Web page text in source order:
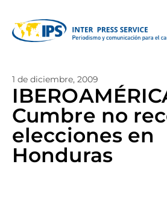
1 de diciembre, 2009
Cumbre no
elecciones en
Honduras